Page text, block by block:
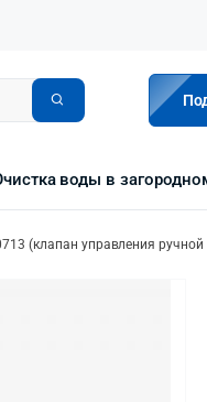
воды в
(клапан управления ручной